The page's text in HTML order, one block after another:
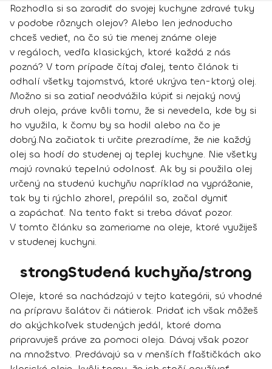
Rozhodla si sa zaradiť do svojej kuchyne zdravé tuky
v podobe rôznych olejov? Alebo len jednoducho
chceš vedieť, na čo sú tie menej známe oleje
v regáloch, vedľa klasických, ktoré každá z nás
pozná? V tom prípade čítaj ďalej, tento článok ti
odhalí všetky tajomstvá, ktoré ukrýva ten-ktorý olej.
Možno si sa zatiaľ neodvážila kúpiť si nejaký nový
druh oleja, práve kvôli tomu, že si nevedela, kde by si
ho využila, k čomu by sa hodil alebo na čo je
dobrý.Na začiatok ti určite prezradíme, že nie každý
olej sa hodí do studenej aj teplej kuchyne. Nie všetky
majú rovnakú tepelnú odolnosť. Ak by si použila olej
určený na studenú kuchyňu napríklad na vyprážanie,
tak by ti rýchlo zhorel, prepálil sa, začal dymiť
a zapáchať. Na tento fakt si treba dávať pozor.
V tomto článku sa zameriame na oleje, ktoré využiješ
v studenej kuchyni.
strongStudená kuchyňa/strong
Oleje, ktoré sa nachádzajú v tejto kategórii, sú vhodné
na prípravu šalátov či nátierok. Pridať ich však môžeš
do akýchkoľvek studených jedál, ktoré doma
pripravuješ práve za pomoci oleja. Dávaj však pozor
na množstvo. Predávajú sa v menších fľaštičkách ako